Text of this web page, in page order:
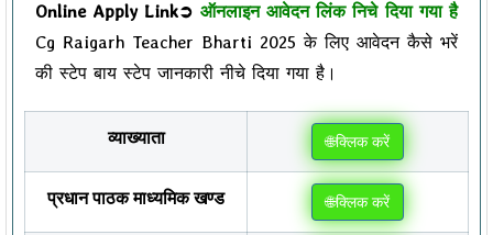
Online Apply Link➲ ऑनलाइन आवेदन लिंक निचे दिया गया है
Cg Raigarh Teacher Bharti 2025 के लिए आवेदन कैसे भरें
की स्टेप बाय स्टेप जानकारी नीचे दिया गया है।
व्याख्याता 🌐क्लिक करें
प्रधान पाठक माध्यमिक खण्ड 🌐क्लिक करें